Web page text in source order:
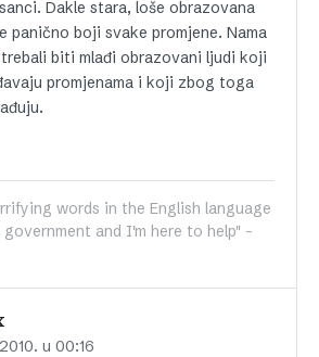
Dakle stara, loše obrazovana
panično boji svake promjene. Nama
biti mlađi obrazovani ljudi koji
promjenama i koji zbog toga
words in the English language
and I'm here to help" -
u 00:16